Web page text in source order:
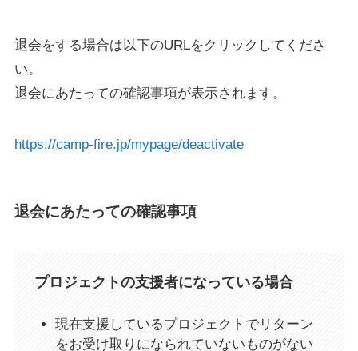
退会をする場合は以下のURLをクリックしてくださ
い。
退会にあたっての確認事項が表示されます。
https://camp-fire.jp/mypage/deactivate
退会にあたっての確認事項
プロジェクトの支援者になっている場合
現在支援しているプロジェクトでリターン
をお受け取りになられていないものがない